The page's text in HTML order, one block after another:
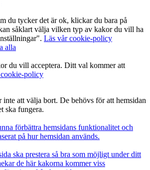
du tycker det är ok, klickar du bara på
såklart välja vilken typ av kakor du vill ha
Läs vår cookie-policy
alla
du vill acceptera. Ditt val kommer att
policy
inte att välja bort. De behövs för att hemsidan
ska fungera.
förbättra hemsidans funktionalitet och
på hur hemsidan används.
ska prestera så bra som möjligt under ditt
de här kakorna kommer viss